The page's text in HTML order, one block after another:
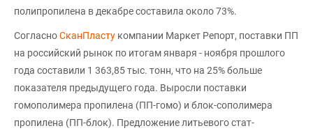
полипропилена в декабре составила около 73%.
СогласноСканПласту компании Маркет Репорт, поставки ПП
на российский рынок по итогам января - ноября прошлого
года составили 1 363,85 тыс. тонн, что на 25% больше
показателя предыдущего года. Выросли поставки
гомополимера пропилена (ПП-гомо) и блок-сополимера
пропилена (ПП-блок). Предложение литьевого стат-